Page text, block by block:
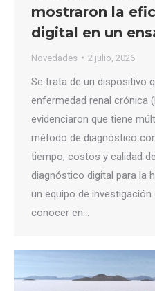
mostraron la
digital en un
Novedades 2 julio, 2026
Se trata de un dispositivo
enfermedad renal crónica
evidenciaron que tiene
método de diagnóstico
tiempo, costos y calidad
diagnóstico digital para la
un equipo de investigación
conocer en…